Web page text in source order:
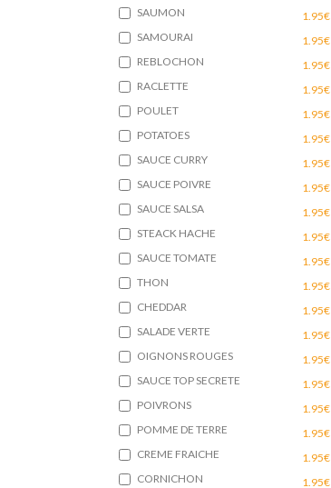
SAUMON
1.95€
SAMOURAI
1.95€
REBLOCHON
1.95€
RACLETTE
1.95€
POULET
1.95€
POTATOES
1.95€
SAUCE CURRY
1.95€
SAUCE POIVRE
1.95€
SAUCE SALSA
1.95€
STEACK HACHE
1.95€
SAUCE TOMATE
1.95€
THON
1.95€
CHEDDAR
1.95€
SALADE VERTE
1.95€
OIGNONS ROUGES
1.95€
SAUCE TOP SECRETE
1.95€
POIVRONS
1.95€
POMME DE TERRE
1.95€
CREME FRAICHE
1.95€
CORNICHON
1.95€